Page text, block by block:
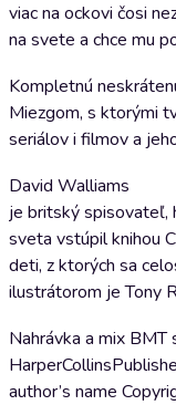
viac na ockovi čosi
na svete a chce mu
Kompletnú
Miezgom, s ktorými
seriálov i filmov a
David Walliams
je britský spisovateľ,
sveta vstúpil knihou
deti, z ktorých sa
ilustrátorom je Tony
Nahrávka a mix
author’s name